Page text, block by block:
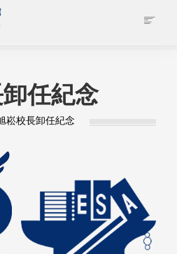
任紀念
崧校長卸任紀念